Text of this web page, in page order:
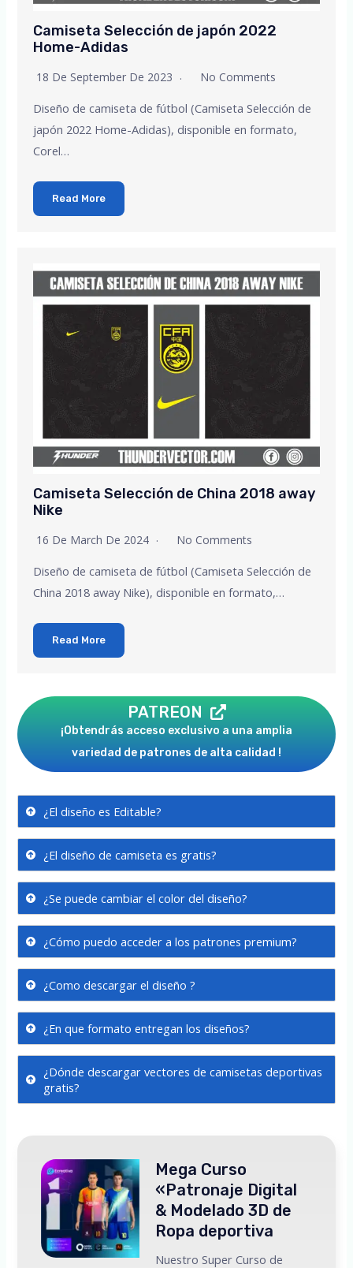
Camiseta Selección de japón 2022
Home-Adidas
18 De September De 2023 No Comments
Diseño de camiseta de fútbol (Camiseta Selección de
japón 2022 Home-Adidas), disponible en formato,
Corel…
Read More
Camiseta Selección de China 2018 away
Nike
16 De March De 2024 No Comments
Diseño de camiseta de fútbol (Camiseta Selección de
China 2018 away Nike), disponible en formato,…
Read More
PATREON
¡Obtendrás acceso exclusivo a una amplia
variedad de patrones de alta calidad !
¿El diseño es Editable?
¿El diseño de camiseta es gratis?
¿Se puede cambiar el color del diseño?
¿Cómo puedo acceder a los patrones premium?
¿Como descargar el diseño ?
¿En que formato entregan los diseños?
¿Dónde descargar vectores de camisetas deportivas
gratis?
Mega Curso
«Patronaje Digital
& Modelado 3D de
Ropa deportiva
Nuestro Super Curso de